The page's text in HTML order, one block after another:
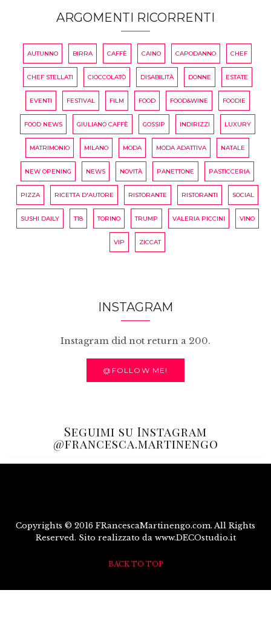
ARGOMENTI RICORRENTI
AUTUNNO BIRRA CAFFÈ CAINO CAPODANNO CHEF
CHEF STELLATI CIOCCOLATÒ DISABILITÀ DONNE ESTATE
EVENTI FESTIVAL FILM FOOD FOOD&WINE FOODIE
FOOD NEWS GIULIANO CAFFÈ GOSSIP INDIRIZZI LUXURY
MATRIMONIO MILANO MODA MODA ADATTIVA NATALE
NEW OPENING NEWS NOVITÀ PANETTONE PASTICCERIA
PIZZA RICETTA D'AUTORE RISTORANTE RISTORANTI SOCIAL
SUSHI DAILY T18 TORINO TRUMP VALERIA PICCINI VINO
VIP ZICCAT
INSTAGRAM
Instagram did not return a 200.
@FOLLOW ME!
Seguimi su Instagram
@francesca.martinengo
Copyrights © 2016 FRancescaMartinengo.com. All Rights
Reserved. Sito realizzato da www.DECOstudio.it
BACK TO TOP